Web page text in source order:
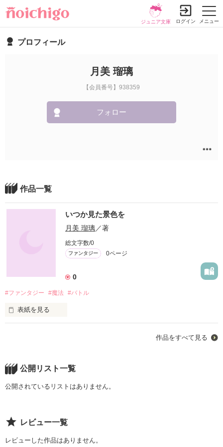
メニュー
ジュニア文庫 ログイン
プロフィール
月美 瑠璃
【会員番号】938359
フォロー
作品一覧
いつか見た景色を
月美 瑠璃／著
総文字数/0
ファンタジー 0ページ
0
#ファンタジー #魔法 #バトル
表紙を見る
び見るために 。
作品をすべて見る
公開リスト一覧
公開されているリストはありません。
レビュー一覧
レビューした作品はありません。